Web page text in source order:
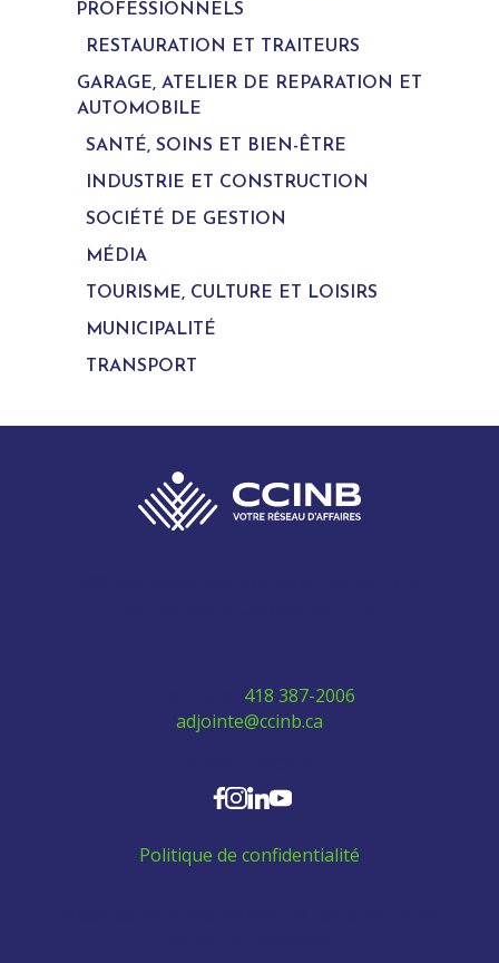
PROFESSIONNELS
RESTAURATION ET TRAITEURS
GARAGE, ATELIER DE REPARATION ET
AUTOMOBILE
SANTÉ, SOINS ET BIEN-ÊTRE
INDUSTRIE ET CONSTRUCTION
SOCIÉTÉ DE GESTION
MÉDIA
TOURISME, CULTURE ET LOISIRS
MUNICIPALITÉ
TRANSPORT
418 387-2006
adjointe@ccinb.ca
Politique de confidentialité